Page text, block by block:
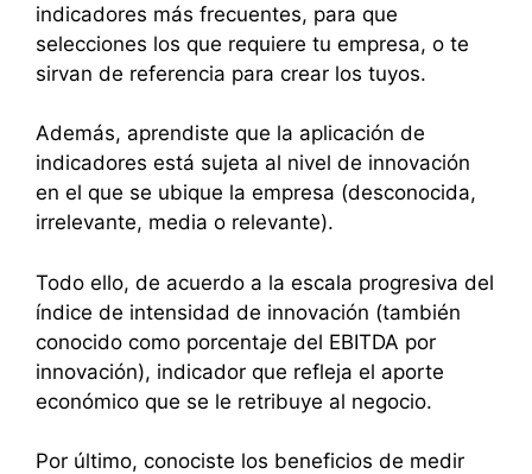
indicadores más frecuentes, para que
selecciones los que requiere tu empresa, o te
sirvan de referencia para crear los tuyos.
Además, aprendiste que la aplicación de
indicadores está sujeta al nivel de innovación
en el que se ubique la empresa (desconocida,
irrelevante, media o relevante).
Todo ello, de acuerdo a la escala progresiva del
índice de intensidad de innovación (también
conocido como porcentaje del EBITDA por
innovación), indicador que refleja el aporte
económico que se le retribuye al negocio.
Por último, conociste los beneficios de medir